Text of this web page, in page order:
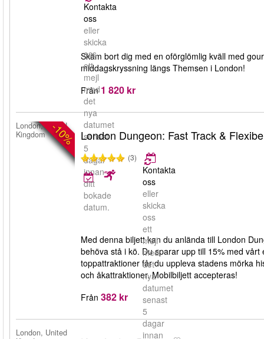
Kontakta
oss
eller
skicka
oss
ett
mejl
med
det
nya
datumet
senast
5
dagar
innan
ditt
bokade
datum.
Skäm bort dig med en oförglömlig kväll med
middagskryssning längs Themsen i London!
Från 1 820 kr
-10%
London, United
Kingdom
London Dungeon: Fast Track &
(3)
Kontakta
oss
eller
skicka
oss
ett
mejl
med
det
nya
datumet
senast
5
dagar
innan
Med denna biljett kan du anlända till London
behöva stå i kö. Du sparar upp till 15% med
toppattraktioner får du uppleva stadens mörka
och åkattraktioner. Mobilbiljett accepteras!
Från 382 kr
London, United